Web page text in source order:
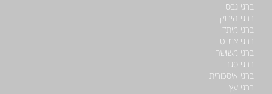
ברגי גבס
ברגי הידוק
ברגי מיתד
ברגי צמנט
ברגי משושה
ברגי סגר
ברגי איסכורית
ברגי עץ